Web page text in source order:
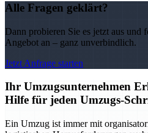
Alle Fragen geklärt?
Dann probieren Sie es jetzt aus
Angebot an – ganz unverbindlich.
Jetzt Anfrage starten
Ihr Umzugsunternehmen
Hilfe für jeden Umzugs-
Ein Umzug ist immer mit